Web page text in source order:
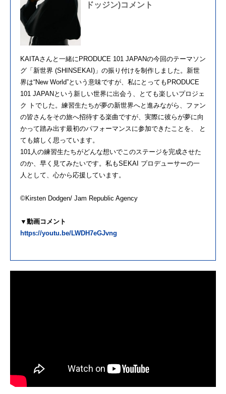
ドッジン)コメント
KAITAさんと一緒にPRODUCE 101 JAPANの今回のテーマソン
グ「新世界 (SHINSEKAI)」の振り付けを制作しました。新世
界は“New World”という意味ですが、私にとってもPRODUCE
101 JAPANという新しい世界に出会う、とても楽しいプロジェ
ク トでした。練習生たちが夢の新世界へと進みながら、ファン
の皆さんをその旅へ招待する楽曲ですが、実際に彼らが夢に向
かって踏み出す最初のパフォーマンスに参加できたことを、 と
ても嬉しく思っています。
101人の練習生たちがどんな想いでこのステージを完成させた
のか、早く見てみたいです。私もSEKAI プロデューサーの一
人として、心から応援しています。
©Kirsten Dodgen/ Jam Republic Agency
▼動画コメント
https://youtu.be/LWDH7eGJvng